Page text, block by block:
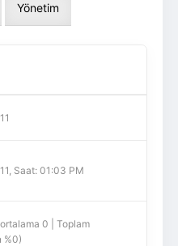
Yönetim
Saat: 01:03 PM
0 | Toplam
%0)